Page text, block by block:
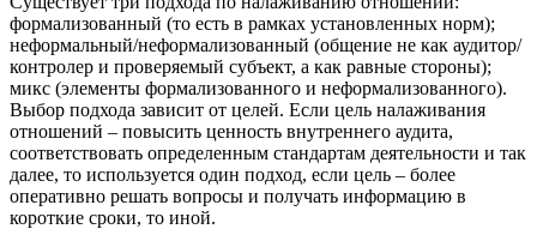
формализованный (то есть в рамках установленных норм);
неформальный/неформализованный (общение не как аудитор/
контролер и проверяемый субъект, а как равные стороны);
микс (элементы формализованного и неформализованного).
Выбор подхода зависит от целей. Если цель налаживания
отношений – повысить ценность внутреннего аудита,
соответствовать определенным стандартам деятельности и так
далее, то используется один подход, если цель – более
оперативно решать вопросы и получать информацию в
короткие сроки, то иной.